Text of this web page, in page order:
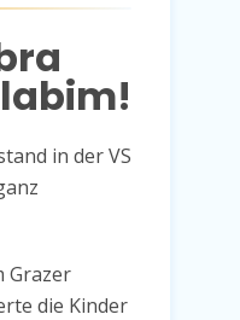
in der VS
Grazer
die Kinder